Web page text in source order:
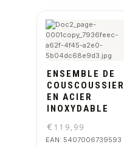
ENSEMBLE DE
COUSCOUSSIER
EN ACIER
INOXYDABLE
€ 119,99
EAN: 5407006739593